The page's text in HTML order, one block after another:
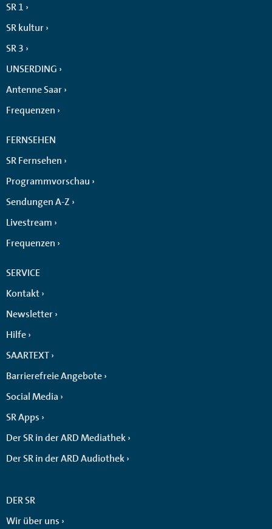
SR 1
SR kultur
SR 3
UNSERDING
Antenne Saar
Frequenzen
FERNSEHEN
SR Fernsehen
Programmvorschau
Sendungen A-Z
Livestream
Frequenzen
SERVICE
Kontakt
Newsletter
Hilfe
SAARTEXT
Barrierefreie Angebote
Social Media
SR Apps
Der SR in der ARD Mediathek
Der SR in der ARD Audiothek
DER SR
Wir über uns